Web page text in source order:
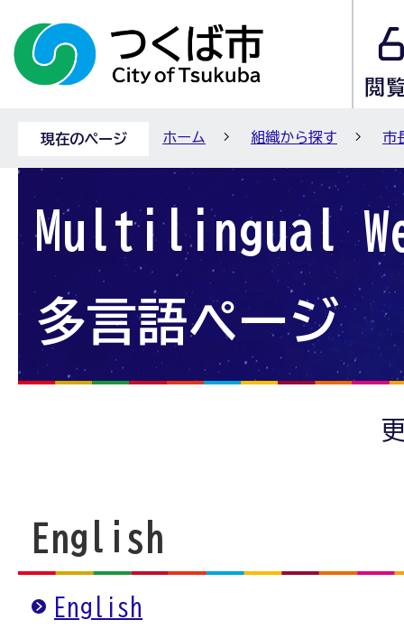
現在のページ ホーム 組織から探す 市
Multilingual
多言語ページ
English
English